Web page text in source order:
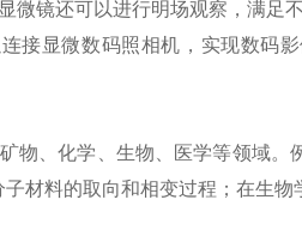
微镜还可以进行明场观察，满足
接显微数码照相机，实现数码
物、化学、生物、医学等领域。
材料的取向和相变过程；在生物